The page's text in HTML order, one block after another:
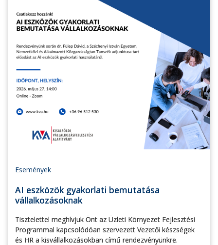
Események
AI eszközök gyakorlati bemutatása
vállalkozásoknak
Tisztelettel meghívjuk Önt az Üzleti Környezet Fejlesztési
Programmal kapcsolódóan szervezett Vezetői készségek
és HR a kisvállalkozásokban című rendezvényünkre.